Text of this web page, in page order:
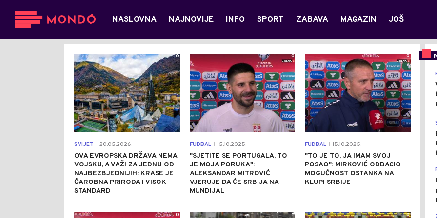
NASLOVNA NAJNOVIJE INFO SPORT ZABAVA MAGAZIN JOŠ
SVIJET 20.05.2026.
OVA EVROPSKA DRŽAVA NEMA
VOJSKU, A VAŽI ZA JEDNU OD
NAJBEZBJEDNIJIH: KRASE JE
ČAROBNA PRIRODA I VISOK
STANDARD
0
FUDBAL 15.10.2025.
"SJETITE SE PORTUGALA, TO
JE MOJA PORUKA":
ALEKSANDAR MITROVIĆ
VJERUJE DA ĆE SRBIJA NA
MUNDIJAL
0
FUDBAL 15.10.2025.
"TO JE TO, JA IMAM SVOJ
POSAO": MIRKOVIĆ ODBACIO
MOGUĆNOST OSTANKA NA
KLUPI SRBIJE
0
0 1 0